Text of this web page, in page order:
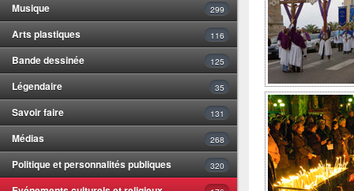
Musique 299
Arts plastiques 116
Bande dessinée 125
Légendaire 35
Savoir faire 131
Médias 268
Politique et personnalités publiques 320